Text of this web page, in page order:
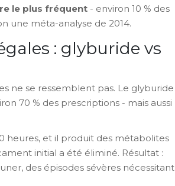
le plus fréquent - environ 10 % des
une méta-analyse de 2014.
: glyburide vs
ne se ressemblent pas. Le glyburide
70 % des prescriptions - mais aussi
heures, et il produit des métabolites
initial a été éliminé. Résultat :
des épisodes sévères nécessitant